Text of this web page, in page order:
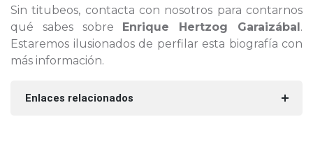
Sin titubeos, contacta con nosotros para contarnos
qué sabes sobre Enrique Hertzog Garaizábal.
Estaremos ilusionados de perfilar esta biografía con
más información.
Enlaces relacionados